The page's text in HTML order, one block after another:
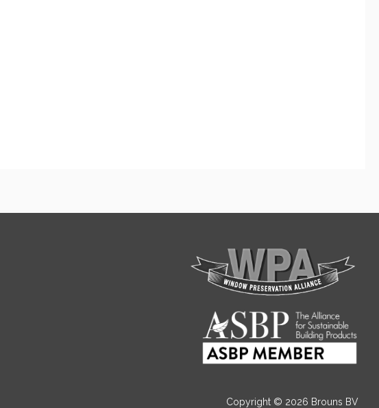
Copyright © 2026 Brouns BV